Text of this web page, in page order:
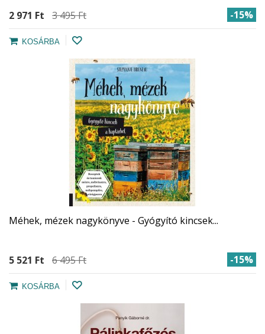
2 971 Ft‎ 3 495 Ft‎ -15%
KOSÁRBA
Méhek, mézek nagykönyve - Gyógyító kincsek...
5 521 Ft‎ 6 495 Ft‎ -15%
KOSÁRBA